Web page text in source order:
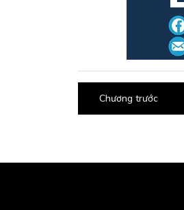
Chương trước